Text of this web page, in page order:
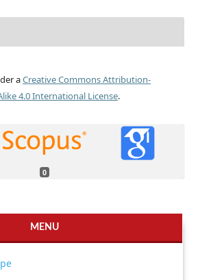
aCreative Commons Attribution-
4.0 International License.
0
MENU